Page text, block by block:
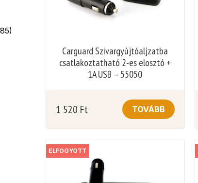
Carguard Szivargyújtóaljzatba
csatlakoztatható 2-es elosztó +
1A USB – 55050
1 520 Ft TOVÁBB
ELFOGYOTT